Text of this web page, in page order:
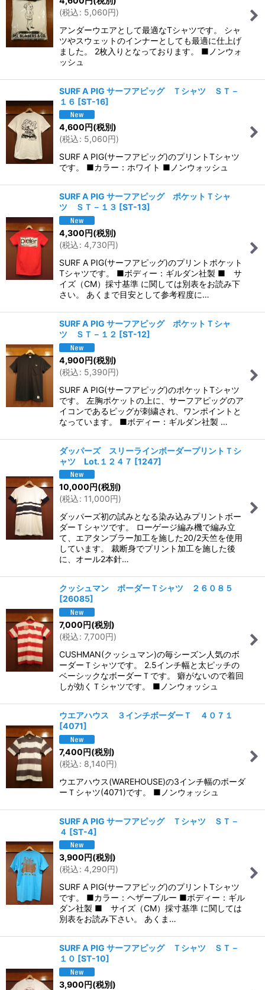
(税込: 5,060円)
アンダーウエアとして最適なTシャツです。 シャ
ツやスウェットのインナーとしても最適に仕上げ
ました。 2枚入りとなっております。 ■ノンウォ
ッシュ
SURF A PIG サーフアピッグ Ｔシャツ ＳＴ－
１６ [ST-16]
4,600円(税別)
(税込: 5,060円)
SURF A PIG(サーフアピッグ)のプリントTシャツ
です。 ■カラー：ホワイト ■ノンウォッシュ
SURF A PIG サーフアピッグ ポケットＴシャ
ツ ＳＴ－１３ [ST-13]
4,300円(税別)
(税込: 4,730円)
SURF A PIG(サーフアピッグ)のプリントポケット
Tシャツです。 ■ボディー：ギルダン社製 ■ サ
イズ（CM）採寸基準 に関しては別表をお読み下
さい。 あくまで目安として参考程度に…
SURF A PIG サーフアピッグ ポケットＴシャ
ツ ＳＴ－１２ [ST-12]
4,900円(税別)
(税込: 5,390円)
SURF A PIG(サーフアピッグ)のポケットTシャツ
です。 左胸ポケットの上に、サーフアピッグのア
イコンであるピッグが刺繍され、ワンポイントと
なっています。 ■ボディー：ギルダン社製 …
ダッパーズ スリーラインボーダープリントＴシ
ャツ Lot.１２４７ [1247]
10,000円(税別)
(税込: 11,000円)
ダッパーズ初の試みとなる染み込みプリントボー
ダーＴシャツです。 ローゲージ編み機で編み立
て、エアタンブラー加工を施した20/2天竺を使用
しています。 裁断身でプリント加工を施した後
に、オール2本針…
クッシュマン ボーダーＴシャツ ２６０８５
[26085]
7,000円(税別)
(税込: 7,700円)
CUSHMAN(クッシュマン)の毎シーズン人気のボ
ーダーＴシャツです。 2.5インチ幅と太ピッチの
ベーシックなボーダーＴです。 癖がないので着回
しが効くＴシャツです。 ■ノンウォッシュ
ウエアハウス ３インチボーダーＴ ４０７１
[4071]
7,400円(税別)
(税込: 8,140円)
ウエアハウス(WAREHOUSE)の3インチ幅のボーダ
ーＴシャツ(4071)です。 ■ノンウォッシュ
SURF A PIG サーフアピッグ Ｔシャツ ＳＴ－
４ [ST-4]
3,900円(税別)
(税込: 4,290円)
SURF A PIG(サーフアピッグ)のプリントTシャツ
です。 ■カラー：ヘザーブルー ■ボディー：ギル
ダン社製 ■ サイズ（CM）採寸基準 に関しては
別表をお読み下さい。 あくま…
SURF A PIG サーフアピッグ Ｔシャツ ＳＴ－
１０ [ST-10]
3,900円(税別)